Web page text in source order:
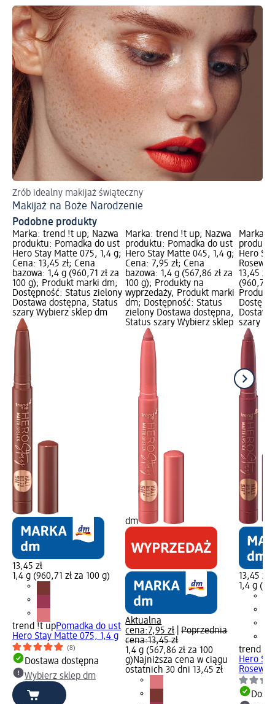
Zrób idealny makijaż świąteczny
Makijaż na Boże Narodzenie
Podobne produkty
Marka: trend !t up; Nazwa
produktu: Pomadka do ust
Hero Stay Matte 075, 1,4 g;
Cena: 13,45 zł; Cena
bazowa: 1,4 g (960,71 zł za
100 g); Produkt marki dm;
Dostępność: Status zielony
Dostawa dostępna, Status
szary Wybierz sklep dm
13,45 zł
1,4 g (960,71 zł za 100 g)
trend !t upPomadka do ust
Hero Stay Matte 075, 1,4 g
(8)
Dostawa dostępna
Wybierz sklep dm
Marka: trend !t up; Nazwa
produktu: Pomadka do ust
Hero Stay Matte 045, 1,4 g;
Cena: 7,95 zł; Cena
bazowa: 1,4 g (567,86 zł za
100 g); Produkty na
wyprzedaży, Produkt marki
dm; Dostępność: Status
zielony Dostawa dostępna,
Status szary Wybierz sklep
dm
Aktualna
cena:7,95 zł |Poprzednia
cena:13,45 zł
1,4 g (567,86 zł za 100
g)Najniższa cena w ciągu
ostatnich 30 dni 13,45 zł
Marka:
Hero
13,45
(960,71
Produkt
szary
13,45 zł
1,4 g
trend !t
Hero